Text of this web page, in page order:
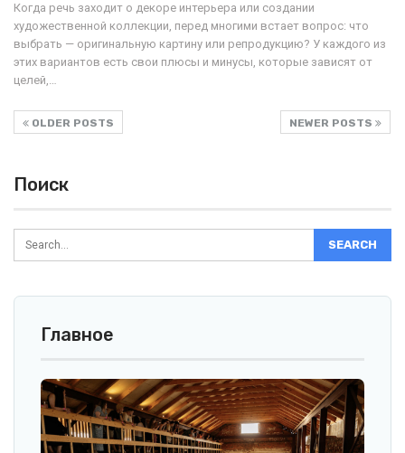
Когда речь заходит о декоре интерьера или создании
художественной коллекции, перед многими встает вопрос: что
выбрать — оригинальную картину или репродукцию? У каждого из
этих вариантов есть свои плюсы и минусы, которые зависят от
целей,…
OLDER POSTS NEWER POSTS
Поиск
Главное